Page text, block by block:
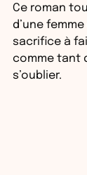
Ce roman
d’une
sacrifice à
comme tant
s’oublier.